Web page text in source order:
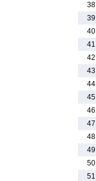
38
39
40
41
42
43
44
45
46
47
48
49
50
51